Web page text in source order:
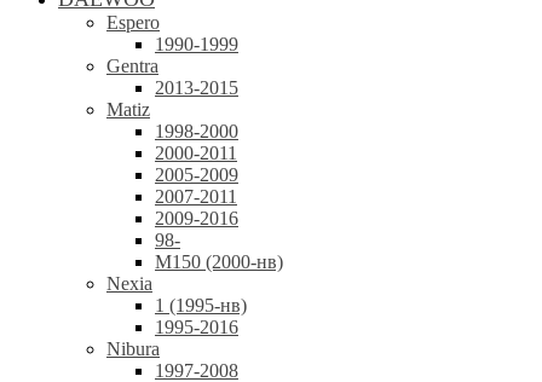
Espero
1990-1999
Gentra
2013-2015
Matiz
1998-2000
2000-2011
2005-2009
2007-2011
2009-2016
98-
М150 (2000-нв)
Nexia
1 (1995-нв)
1995-2016
Nibura
1997-2008